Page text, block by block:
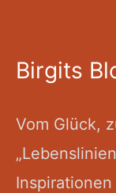
Birgits
Vom Glück,